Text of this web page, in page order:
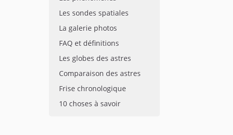
Les sondes spatiales
La galerie photos
FAQ et définitions
Les globes des astres
Comparaison des astres
Frise chronologique
10 choses à savoir